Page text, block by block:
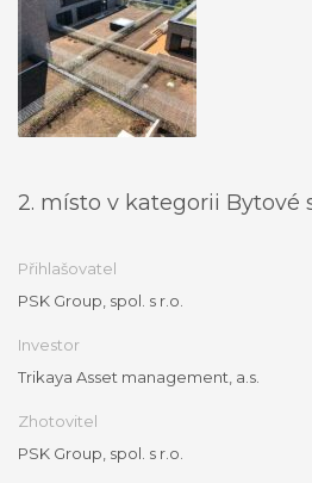
2. místo v kategorii Bytové
Přihlašovatel
PSK Group, spol. s r.o.
Investor
Trikaya Asset management, a.s.
Zhotovitel
PSK Group, spol. s r.o.